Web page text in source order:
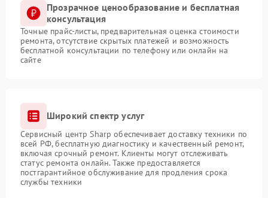
Прозрачное ценообразование и бесплатная
консультация
Точные прайс-листы, предварительная оценка стоимости
ремонта, отсутствие скрытых платежей и возможность
бесплатной консультации по телефону или онлайн на
сайте
Широкий спектр услуг
Сервисный центр Sharp обеспечивает доставку техники по
всей РФ, бесплатную диагностику и качественный ремонт,
включая срочный ремонт. Клиенты могут отслеживать
статус ремонта онлайн. Также предоставляется
постгарантийное обслуживание для продления срока
службы техники